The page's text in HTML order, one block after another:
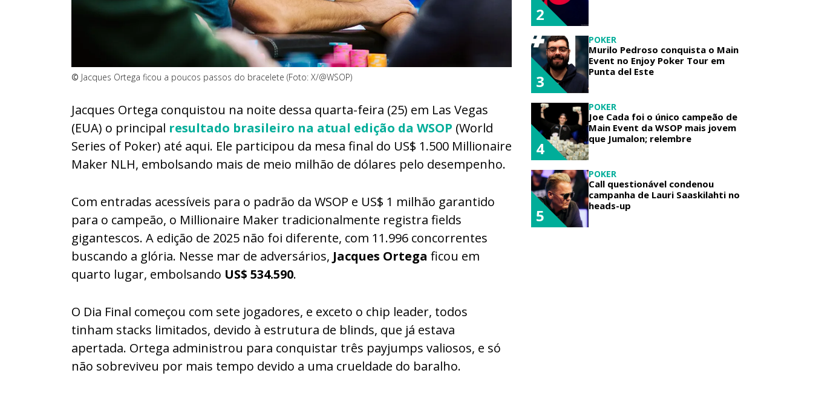
© Jacques Ortega ficou a poucos passos do bracelete (Foto: X/@WSOP)
Jacques Ortega conquistou na noite dessa quarta-feira (25) em Las Vegas
(EUA) o principal resultado brasileiro na atual edição da WSOP (World
Series of Poker) até aqui. Ele participou da mesa final do US$ 1.500 Millionaire
Maker NLH, embolsando mais de meio milhão de dólares pelo desempenho.
Com entradas acessíveis para o padrão da WSOP e US$ 1 milhão garantido
para o campeão, o Millionaire Maker tradicionalmente registra fields
gigantescos. A edição de 2025 não foi diferente, com 11.996 concorrentes
buscando a glória. Nesse mar de adversários, Jacques Ortega ficou em
quarto lugar, embolsando US$ 534.590.
O Dia Final começou com sete jogadores, e exceto o chip leader, todos
tinham stacks limitados, devido à estrutura de blinds, que já estava
apertada. Ortega administrou para conquistar três payjumps valiosos, e só
não sobreviveu por mais tempo devido a uma crueldade do baralho.
2
POKER
Murilo Pedroso conquista o Main
Event no Enjoy Poker Tour em
Punta del Este
3
POKER
Joe Cada foi o único campeão de
Main Event da WSOP mais jovem
que Jumalon; relembre
4
POKER
Call questionável condenou
campanha de Lauri Saaskilahti no
heads-up
5